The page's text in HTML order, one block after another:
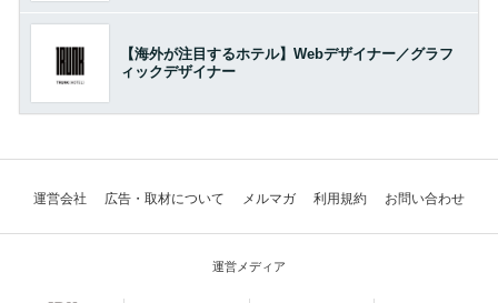
【海外が注目するホテル】Webデザイナー／グラフ
ィックデザイナー
運営会社 広告・取材について メルマガ 利用規約 お問い合わせ
運営メディア